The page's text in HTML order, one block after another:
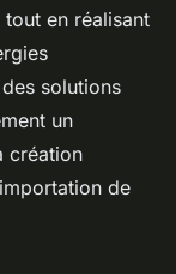
en réalisant
solutions
un
création
de